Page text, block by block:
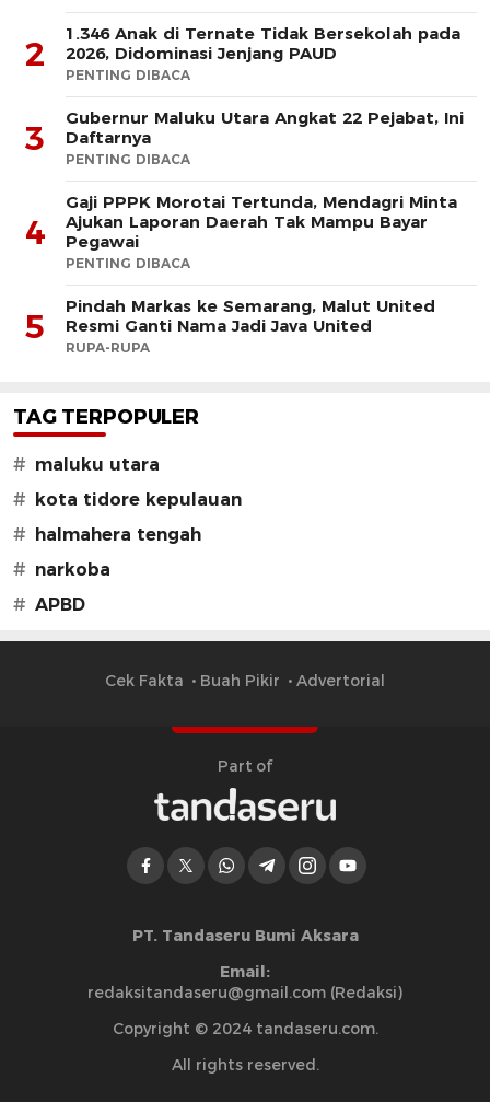
2
1.346 Anak di Ternate Tidak Bersekolah pada
2026, Didominasi Jenjang PAUD
PENTING DIBACA
3
Gubernur Maluku Utara Angkat 22 Pejabat, Ini
Daftarnya
PENTING DIBACA
4
Gaji PPPK Morotai Tertunda, Mendagri Minta
Ajukan Laporan Daerah Tak Mampu Bayar
Pegawai
PENTING DIBACA
5
Pindah Markas ke Semarang, Malut United
Resmi Ganti Nama Jadi Java United
RUPA-RUPA
TAG TERPOPULER
# maluku utara
# kota tidore kepulauan
# halmahera tengah
# narkoba
# APBD
Cek Fakta Buah Pikir Advertorial
Part of
PT. Tandaseru Bumi Aksara
Email:
redaksitandaseru@gmail.com (Redaksi)
Copyright © 2024 tandaseru.com.
All rights reserved.